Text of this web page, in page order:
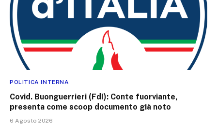
POLITICA INTERNA
Covid. Buonguerrieri (FdI): Conte fuorviante,
presenta come scoop documento già noto
6 Agosto 2026